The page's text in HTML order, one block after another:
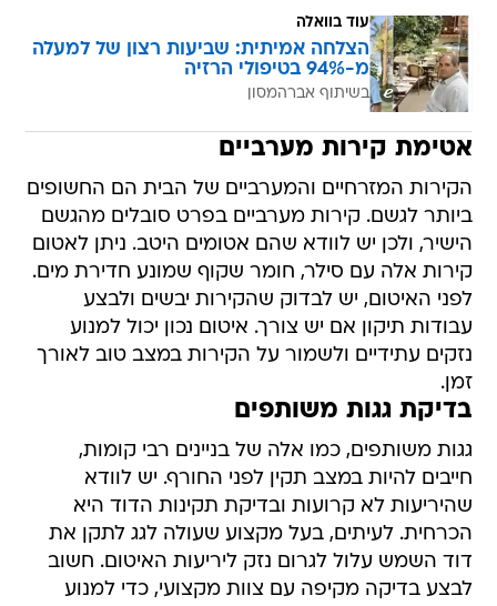
עוד בוואלה
הצלחה אמיתית: שביעות רצון של למעלה
מ-94% בטיפולי הרזיה
בשיתוף אברהמסון
אטימת קירות מערביים
הקירות המזרחיים והמערביים של הבית הם החשופים
ביותר לגשם. קירות מערביים בפרט סובלים מהגשם
הישיר, ולכן יש לוודא שהם אטומים היטב. ניתן לאטום
קירות אלה עם סילר, חומר שקוף שמונע חדירת מים.
לפני האיטום, יש לבדוק שהקירות יבשים ולבצע
עבודות תיקון אם יש צורך. איטום נכון יכול למנוע
נזקים עתידיים ולשמור על הקירות במצב טוב לאורך
זמן.
בדיקת גגות משותפים
גגות משותפים, כמו אלה של בניינים רבי קומות,
חייבים להיות במצב תקין לפני החורף. יש לוודא
שהיריעות לא קרועות ובדיקת תקינות הדוד היא
הכרחית. לעיתים, בעל מקצוע שעולה לגג לתקן את
דוד השמש עלול לגרום נזק ליריעות האיטום. חשוב
לבצע בדיקה מקיפה עם צוות מקצועי, כדי למנוע